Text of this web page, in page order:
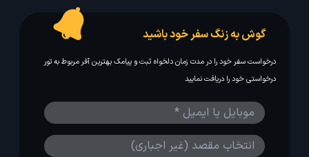
گوش به زنگ سفر خود باشید
درخواست سفر خود را در مدت زمان دلخواه ثبت و پیامک بهترین آفر مربوط به تور
درخواستی خود را دریافت نمایید